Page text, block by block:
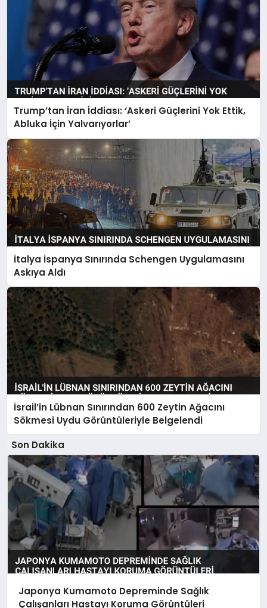
Trump’tan İran İddiası: ‘Askeri Güçlerini Yok Ettik,
Abluka İçin Yalvarıyorlar’
İtalya İspanya Sınırında Schengen Uygulamasını
Askıya Aldı
İsrail’in Lübnan Sınırından 600 Zeytin Ağacını
Sökmesi Uydu Görüntüleriyle Belgelendi
Son Dakika
Japonya Kumamoto Depreminde Sağlık
Çalışanları Hastayı Koruma Görüntüleri